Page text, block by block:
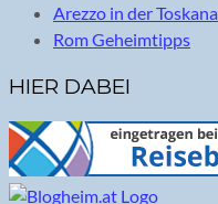
Arezzo in der Toskana
Rom Geheimtipps
HIER DABEI